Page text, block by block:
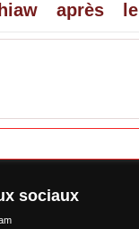
après le
sociaux